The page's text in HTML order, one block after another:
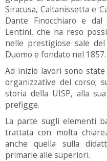
Siracusa, Caltanissetta e
Dante Finocchiaro e
Lentini, che ha reso
nelle prestigiose sale
Duomo e fondato nel 1857.
Ad inizio lavori sono
organizzative del corso;
storia della UISP, alla
prefigge.
La parte sugli elementi
trattata con molta
anche quella sulla
primarie alle superiori.